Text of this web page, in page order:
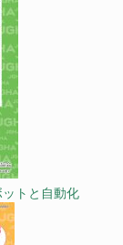
トと自動化